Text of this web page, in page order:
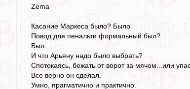
Zema
Касание Маркеса было? Было.
Повод для пенальти формальный был?
Был.
И что Арьяну надо было выбрать?
Спотокаясь, бежать от ворот за мячом...или
Все верно он сделал.
Умно, прагматично и практично.